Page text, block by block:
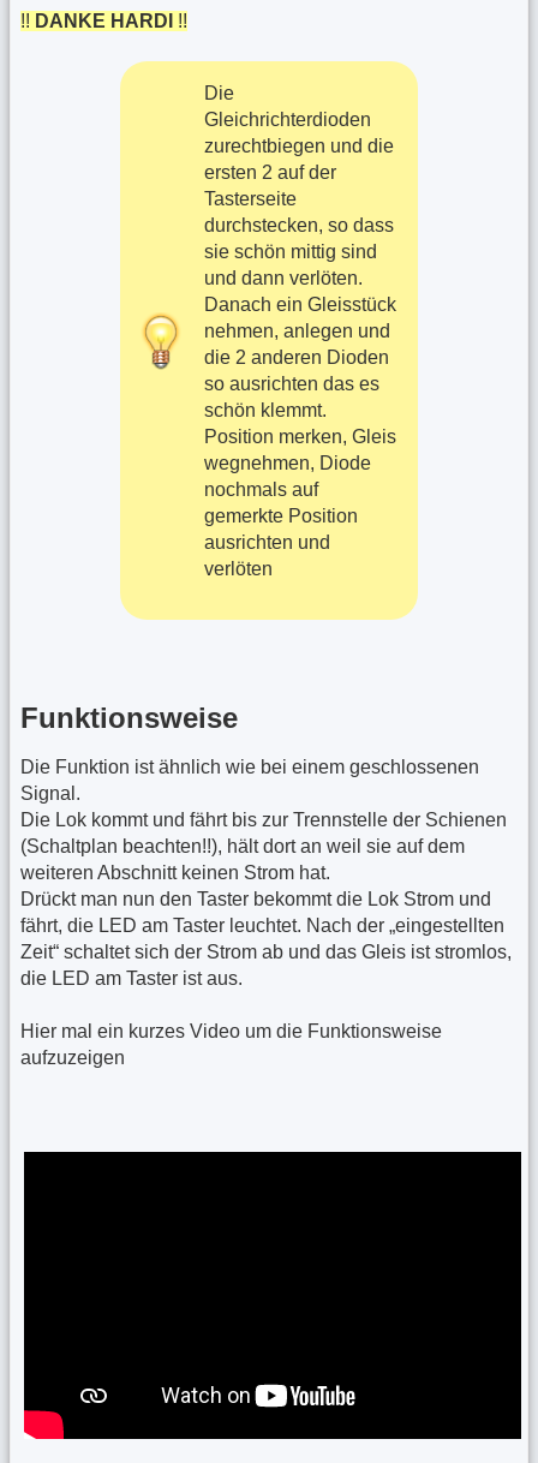
!! DANKE HARDI !!
Die
Gleichrichterdioden
zurechtbiegen und die
ersten 2 auf der
Tasterseite
durchstecken, so dass
sie schön mittig sind
und dann verlöten.
Danach ein Gleisstück
nehmen, anlegen und
die 2 anderen Dioden
so ausrichten das es
schön klemmt.
Position merken, Gleis
wegnehmen, Diode
nochmals auf
gemerkte Position
ausrichten und
verlöten
Funktionsweise
Die Funktion ist ähnlich wie bei einem geschlossenen
Signal.
Die Lok kommt und fährt bis zur Trennstelle der Schienen
(Schaltplan beachten!!), hält dort an weil sie auf dem
weiteren Abschnitt keinen Strom hat.
Drückt man nun den Taster bekommt die Lok Strom und
fährt, die LED am Taster leuchtet. Nach der „eingestellten
Zeit“ schaltet sich der Strom ab und das Gleis ist stromlos,
die LED am Taster ist aus.
Hier mal ein kurzes Video um die Funktionsweise
aufzuzeigen